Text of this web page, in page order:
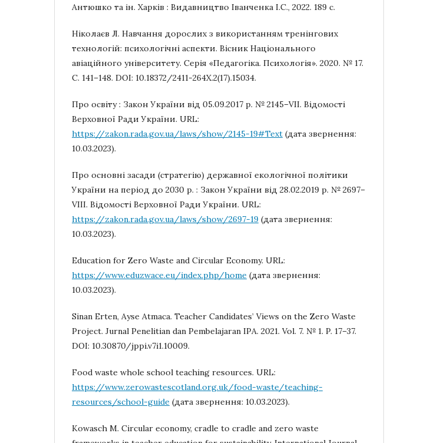
Антюшко та ін. Харків : Видавництво Іванченка І.С., 2022. 189 с.
Ніколаєв Л. Навчання дорослих з використанням тренінгових
технологій: психологічні аспекти. Вісник Національного
авіаційного університету. Серія «Педагогіка. Психологія». 2020. № 17.
С. 141–148. DOI: 10.18372/2411-264X.2(17).15034.
Про освіту : Закон України від 05.09.2017 р. № 2145–VII. Відомості
Верховної Ради України. URL:
https://zakon.rada.gov.ua/laws/show/2145-19#Text (дата звернення:
10.03.2023).
Про основні засади (стратегію) державної екологічної політики
України на період до 2030 р. : Закон України від 28.02.2019 р. № 2697–
VIII. Відомості Верховної Ради України. URL:
https://zakon.rada.gov.ua/laws/show/2697-19 (дата звернення:
10.03.2023).
Education for Zero Waste and Circular Economy. URL:
https://www.eduzwace.eu/index.php/home (дата звернення:
10.03.2023).
Sinan Erten, Ayse Atmaca. Teacher Candidates’ Views on the Zero Waste
Project. Jurnal Penelitian dan Pembelajaran IPA. 2021. Vol. 7. № 1. P. 17–37.
DOI: 10.30870/jppi.v7i1.10009.
Food waste whole school teaching resources. URL:
https://www.zerowastescotland.org.uk/food-waste/teaching-
resources/school-guide (дата звернення: 10.03.2023).
Kowasch M. Circular economy, cradle to cradle and zero waste